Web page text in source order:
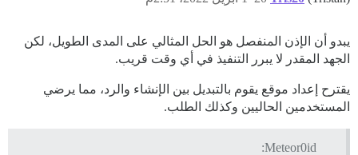
يبدو أن الإذن المنفصل هو الحل المثالي على المدى الطويل، لكن
الجهد المقدر لا يبرر التنفيذ في أي وقت قريب.
يقترح إعداد موقع يقوم بالتبديل بين الإنشاء والرد، مما يرضي
المستخدمين الحاليين وكذلك الطلب.
Meteor0id: